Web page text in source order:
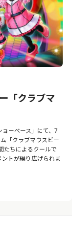
「クラブマ
ーベース」にて、7
「クラブマウスビー
たちによるクールで
トが繰り広げられま